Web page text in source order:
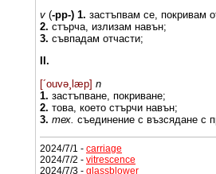
v (-pp-) 1. застъпвам се, покривам
2. стърча, излизам навън;
3. съвпадам отчасти;
II.
[´ouvə¸læp] n
1. застъпване, покриване;
2. това, което стърчи навън;
3. тех. съединение с възсядане с
2024/7/1 - carriage
2024/7/2 - vitrescence
2024/7/3 - glassblower